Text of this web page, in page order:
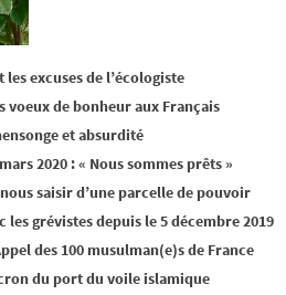
excuses de l’écologiste
voeux de bonheur aux Français
et absurdité
2020 : « Nous sommes prêts »
saisir d’une parcelle de pouvoir
grévistes depuis le 5 décembre 2019
des 100 musulman(e)s de France
du port du voile islamique